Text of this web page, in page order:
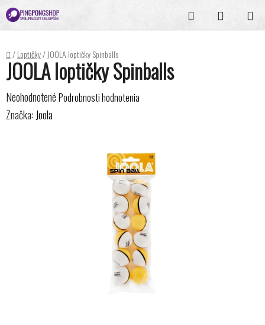
Prejsť
na
obsah
Hľadať
KOŠÍK
Domov
/Loptičky/JOOLA loptičky Spinballs
JOOLA loptičky Spinballs
Priemerné
hodnotenie
Neohodnotené Podrobnosti hodnotenia
Značka: Joola